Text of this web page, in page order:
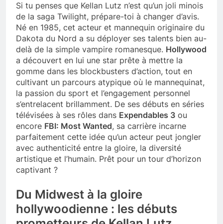
Si tu penses que Kellan Lutz n’est qu’un joli minois
de la saga Twilight, prépare-toi à changer d’avis.
Né en 1985, cet acteur et mannequin originaire du
Dakota du Nord a su déployer ses talents bien au-
delà de la simple vampire romanesque. Hollywood
a découvert en lui une star prête à mettre la
gomme dans les blockbusters d’action, tout en
cultivant un parcours atypique où le mannequinat,
la passion du sport et l’engagement personnel
s’entrelacent brillamment. De ses débuts en séries
télévisées à ses rôles dans Expendables 3 ou
encore FBI: Most Wanted, sa carrière incarne
parfaitement cette idée qu’un acteur peut jongler
avec authenticité entre la gloire, la diversité
artistique et l’humain. Prêt pour un tour d’horizon
captivant ?
Du Midwest à la gloire
hollywoodienne : les débuts